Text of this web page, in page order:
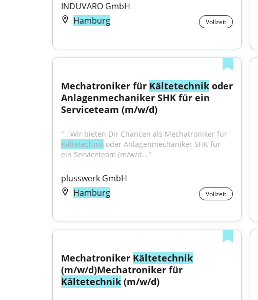
INDUVARO GmbH
Hamburg
Vollzeit
Mechatroniker für Kältetechnik oder
Anlagenmechaniker SHK für ein
Serviceteam (m/w/d)
Kältetechnik oder Anlagenmechaniker SHK für
ein Serviceteam (m/w/d..."
plusswerk GmbH
Hamburg
Vollzeit
Mechatroniker Kältetechnik
Kältetechnik (m/w/d)